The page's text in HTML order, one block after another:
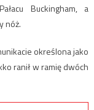
Buckingham, a
nóż.
określona jako
ranił w ramię dwóch